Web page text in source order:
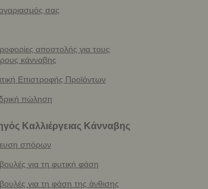
σας
αποστολής για τους
κάνναβης
Επιστροφής Προϊόντων
πώληση
Καλλιέργειας Κάνναβης
σπόρων
για τη φυτική φάση
για τη φάση της άνθισης